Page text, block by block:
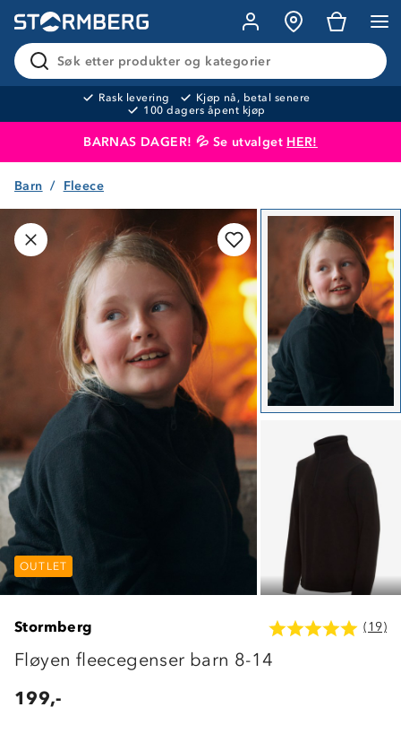
Søk etter produkter og kategorier
Rask levering
Kjøp nå, betal senere
100 dagers åpent kjøp
BARNAS DAGER! 💦 Se utvalget HER!
Produktet er lagt i handlekurven
Barn Fleece
OUTLET OUTLET
OUTLET
Stormberg (19)
Fløyen fleecegenser barn 8-14
199,-